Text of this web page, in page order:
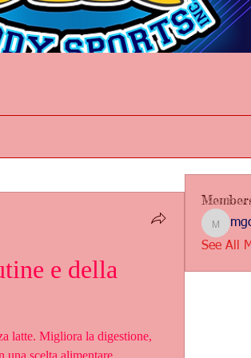
e della
latte. Migliora la digestione,
una scelta alimentare
See All